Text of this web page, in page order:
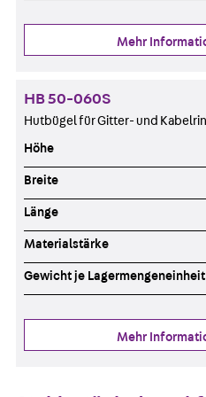
Mehr
HB 50-060S
Hutbügel für Gitter- und
Höhe
Breite
Länge
Materialstärke
Gewicht je Lagermengeneinheit
Mehr